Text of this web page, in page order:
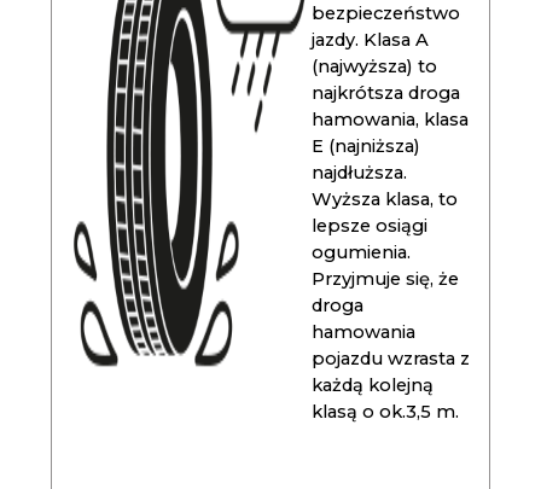
bezpieczeństwo
jazdy. Klasa A
(najwyższa) to
najkrótsza droga
hamowania, klasa
E (najniższa)
najdłuższa.
Wyższa klasa, to
lepsze osiągi
ogumienia.
Przyjmuje się, że
droga
hamowania
pojazdu wzrasta z
każdą kolejną
klasą o ok.3,5 m.